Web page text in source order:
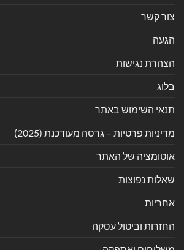
צור קשר
הגעה
הצהרת נגישות
בלוג
תנאי השימוש באתר
מדיניות פרטיות – גרסה מעודכנת (2025)
אוטומציה של האתר
שאלות נפוצות
אחריות
החזרות וביטול עסקה